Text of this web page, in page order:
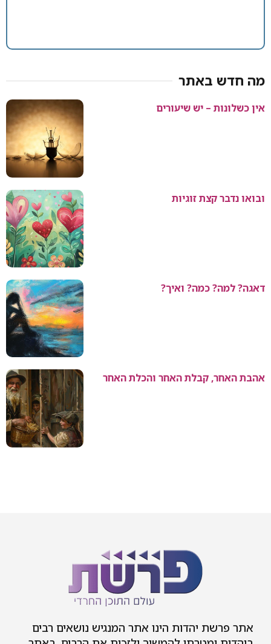
מה חדש באתר
אין כשלונות – יש שיעורים
ובואו נדבר קצת זוגיות
דאגה? למה? כמה? ואיך?
אהבת האחר, קבלת האחר והכלת האחר
אתר פרשת יהדות הינו אתר המנגיש נושאים רבים